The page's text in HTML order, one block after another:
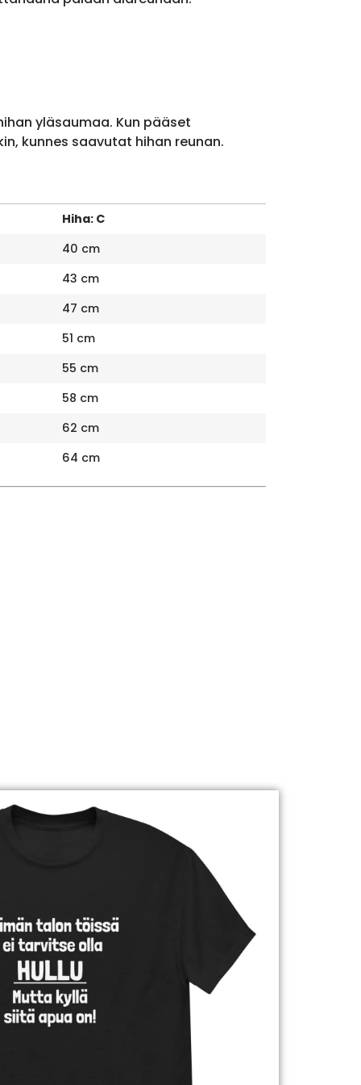
yläsaumaa. Kun pääset
kunnes saavutat hihan reunan.
Hiha: C
40 cm
43 cm
47 cm
51 cm
55 cm
58 cm
62 cm
64 cm